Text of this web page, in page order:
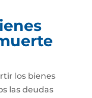
los bienes
las deudas